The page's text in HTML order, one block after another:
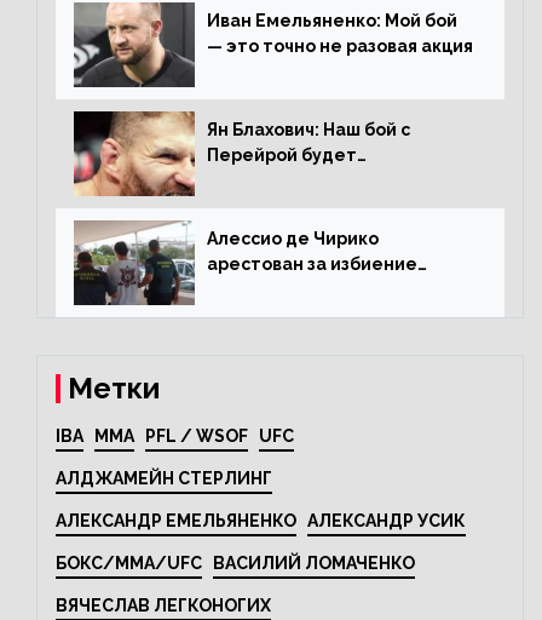
Иван Емельяненко: Мой бой
— это точно не разовая акция
Ян Блахович: Наш бой с
Перейрой будет
Алессио де Чирико
арестован за избиение
Метки
IBA MMA PFL / WSOF UFC
АЛДЖАМЕЙН СТЕРЛИНГ
АЛЕКСАНДР ЕМЕЛЬЯНЕНКО АЛЕКСАНДР УСИК
БОКС/MMA/UFC ВАСИЛИЙ ЛОМАЧЕНКО
ВЯЧЕСЛАВ ЛЕГКОНОГИХ